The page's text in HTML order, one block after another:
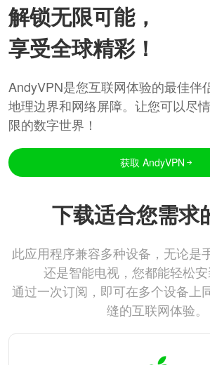
解锁无限可能，
享受全球精彩！
AndyVPN是您互联网体验的最佳伴
地理边界和网络屏障。让您可以尽
限的数字世界！
获取 AndyVPN
下载适合您需求
此应用程序兼容多种设备，无论是
还是智能电视，您都能轻松安
通过一次订阅，即可在多个设备上
缝的互联网体验。